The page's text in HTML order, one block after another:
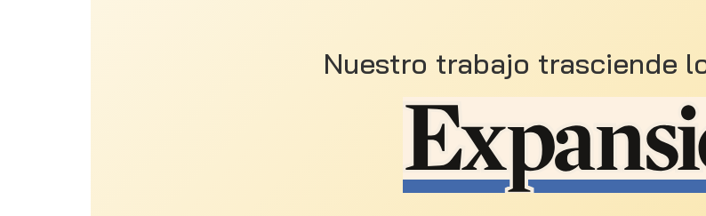
Nuestro trabajo trasciende